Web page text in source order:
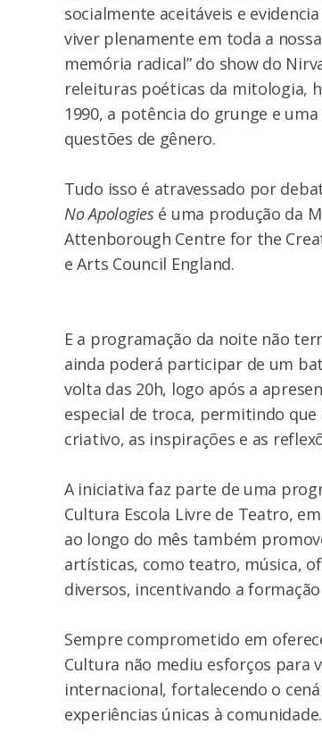
socialmente aceitáveis e
viver plenamente em toda a
memória radical” do show do
releituras poéticas da mitologia,
1990, a potência do grunge e
questões de gênero.
Tudo isso é atravessado por
No Apologiesé uma produção da
Attenborough Centre for the
e Arts Council England.
E a programação da noite não
ainda poderá participar de um
volta das 20h, logo após a
especial de troca, permitindo
criativo, as inspirações e as
A iniciativa faz parte de uma
Cultura Escola Livre de Teatro,
ao longo do mês também
artísticas, como teatro, música,
diversos, incentivando a
Sempre comprometido em
Cultura não mediu esforços para
internacional, fortalecendo o
experiências únicas à comunidade.